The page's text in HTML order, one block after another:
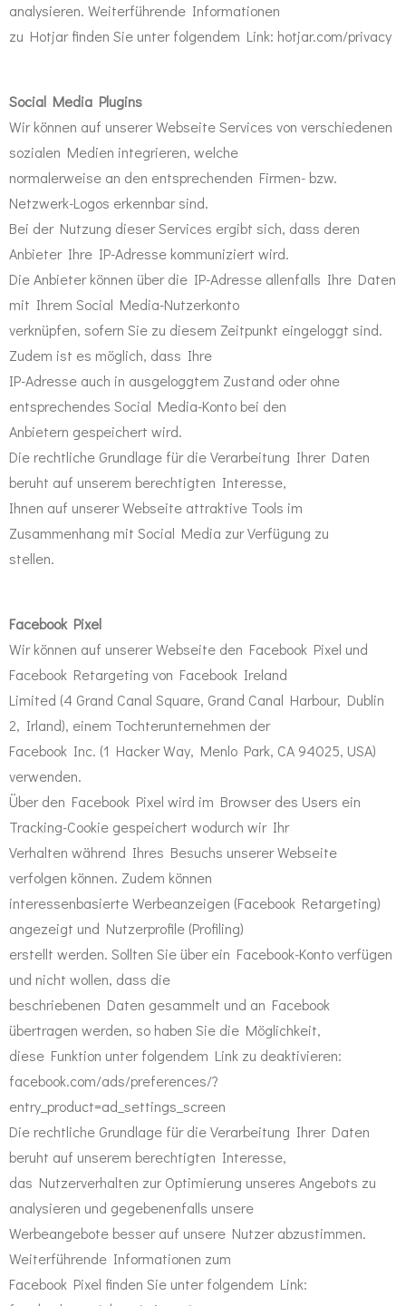
analysieren. Weiterführende Informationen
zu Hotjar finden Sie unter folgendem Link: hotjar.com/privacy
Social Media Plugins
Wir können auf unserer Webseite Services von verschiedenen
sozialen Medien integrieren, welche
normalerweise an den entsprechenden Firmen- bzw.
Netzwerk-Logos erkennbar sind.
Bei der Nutzung dieser Services ergibt sich, dass deren
Anbieter Ihre IP-Adresse kommuniziert wird.
Die Anbieter können über die IP-Adresse allenfalls Ihre Daten
mit Ihrem Social Media-Nutzerkonto
verknüpfen, sofern Sie zu diesem Zeitpunkt eingeloggt sind.
Zudem ist es möglich, dass Ihre
IP-Adresse auch in ausgeloggtem Zustand oder ohne
entsprechendes Social Media-Konto bei den
Anbietern gespeichert wird.
Die rechtliche Grundlage für die Verarbeitung Ihrer Daten
beruht auf unserem berechtigten Interesse,
Ihnen auf unserer Webseite attraktive Tools im
Zusammenhang mit Social Media zur Verfügung zu
stellen.
Facebook Pixel
Wir können auf unserer Webseite den Facebook Pixel und
Facebook Retargeting von Facebook Ireland
Limited (4 Grand Canal Square, Grand Canal Harbour, Dublin
2, Irland), einem Tochterunternehmen der
Facebook Inc. (1 Hacker Way, Menlo Park, CA 94025, USA)
verwenden.
Über den Facebook Pixel wird im Browser des Users ein
Tracking-Cookie gespeichert wodurch wir Ihr
Verhalten während Ihres Besuchs unserer Webseite
verfolgen können. Zudem können
interessenbasierte Werbeanzeigen (Facebook Retargeting)
angezeigt und Nutzerprofile (Profiling)
erstellt werden. Sollten Sie über ein Facebook-Konto verfügen
und nicht wollen, dass die
beschriebenen Daten gesammelt und an Facebook
übertragen werden, so haben Sie die Möglichkeit,
diese Funktion unter folgendem Link zu deaktivieren:
facebook.com/ads/preferences/?
entry_product=ad_settings_screen
Die rechtliche Grundlage für die Verarbeitung Ihrer Daten
beruht auf unserem berechtigten Interesse,
das Nutzerverhalten zur Optimierung unseres Angebots zu
analysieren und gegebenenfalls unsere
Werbeangebote besser auf unsere Nutzer abzustimmen.
Weiterführende Informationen zum
Facebook Pixel finden Sie unter folgendem Link: